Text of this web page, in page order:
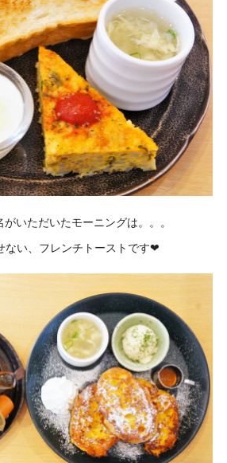
いただいたモーニングは。。。
ない、フレンチトーストです❤